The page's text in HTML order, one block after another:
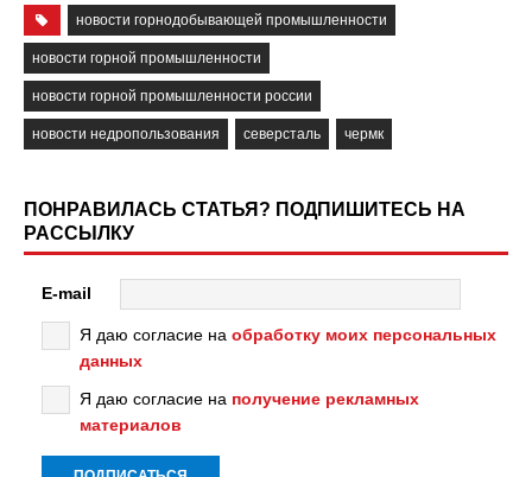
новости горнодобывающей промышленности
новости горной промышленности
новости горной промышленности россии
новости недропользования северсталь чермк
ПОНРАВИЛАСЬ СТАТЬЯ? ПОДПИШИТЕСЬ НА
РАССЫЛКУ
E-mail
Я даю согласие на обработку моих персональных
данных
Я даю согласие на получение рекламных
материалов